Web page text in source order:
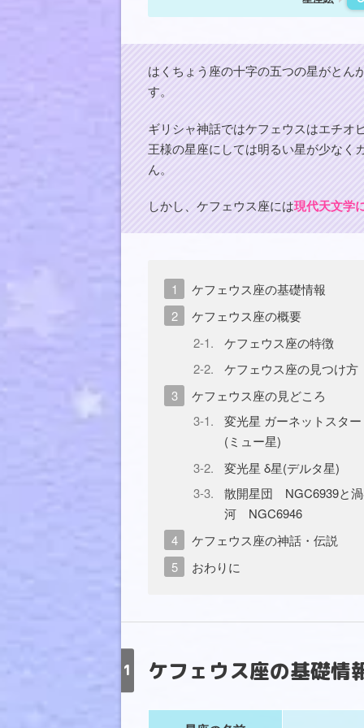
はくちょう座の十字の五つの星がとん
す。
ギリシャ神話ではケフェウスはエチオ
王様の星座にしては明るい星が少なく
ん。
しかし、ケフェウス座には現代天文学
ケフェウス座の基礎情報
ケフェウス座の概要
ケフェウス座の特徴
ケフェウス座の見つけ方
ケフェウス座の見どころ
変光星 ガーネットスタ
(ミュー星)
変光星 δ星(デルタ星)
散開星団 NGC6939と
河 NGC6946
ケフェウス座の神話・伝説
おわりに
ケフェウス座の基礎情